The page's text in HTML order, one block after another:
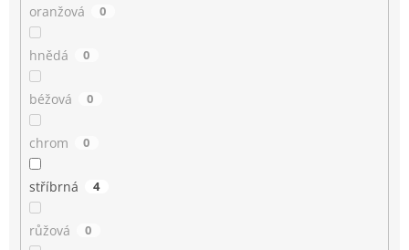
oranžová 0
hnědá 0
béžová 0
chrom 0
stříbrná 4
růžová 0